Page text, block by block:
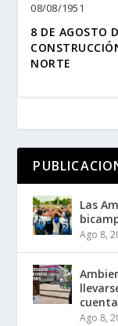
08/08/1951
8 DE AGOSTO
NORTE
Las
Ago 8,
Ago 8,